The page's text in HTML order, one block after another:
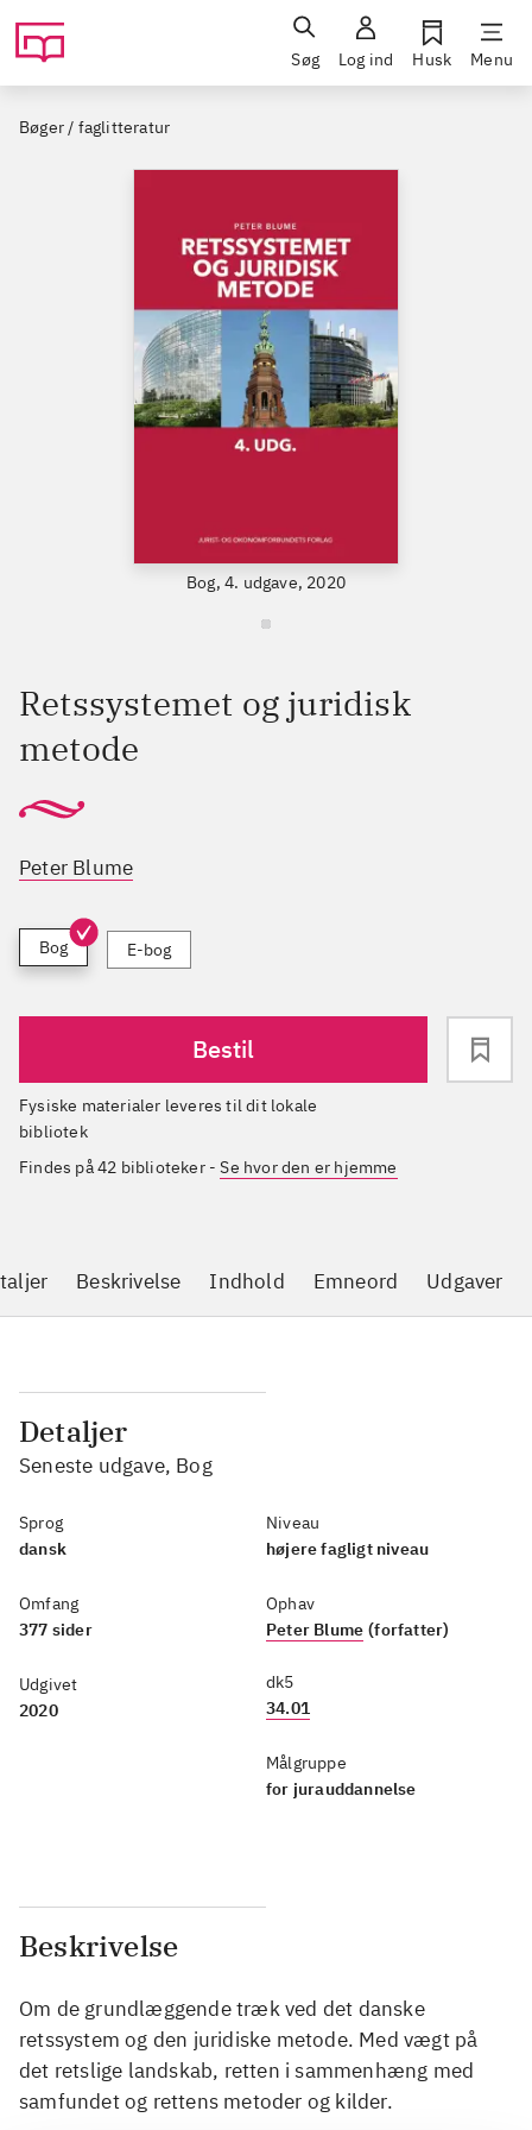
Søg Log ind Husk Menu
Bøger / faglitteratur
Bog, 4. udgave, 2020
Retssystemet og juridisk
metode
Peter Blume
Bog E-bog
Bestil
Fysiske materialer leveres til dit lokale
bibliotek
Findes på 42 biblioteker-Se hvor den er hjemme
Beskrivelse Indhold Emneord Udgaver
Detaljer
Seneste udgave, Bog
Sprog
dansk
Omfang
377 sider
Udgivet
2020
Niveau
højere fagligt niveau
Ophav
Peter Blume (forfatter)
dk5
34.01
Målgruppe
for jurauddannelse
Beskrivelse
Om de grundlæggende træk ved det danske
retssystem og den juridiske metode. Med vægt på
det retslige landskab, retten i sammenhæng med
samfundet og rettens metoder og kilder.